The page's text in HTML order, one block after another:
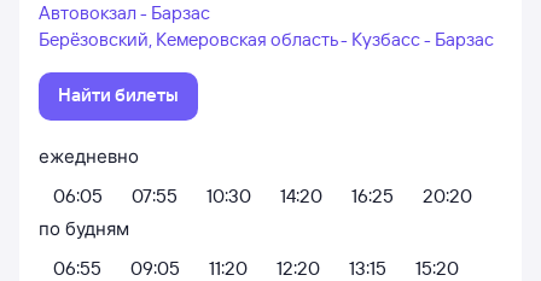
Автовокзал - Барзас
Берёзовский, Кемеровская область - Кузбасс - Барзас
Найти билеты
ежедневно
06:05
07:55 10:30 14:20 16:25
20:20
по будням
06:55
09:05 11:20 12:20 13:15
15:20